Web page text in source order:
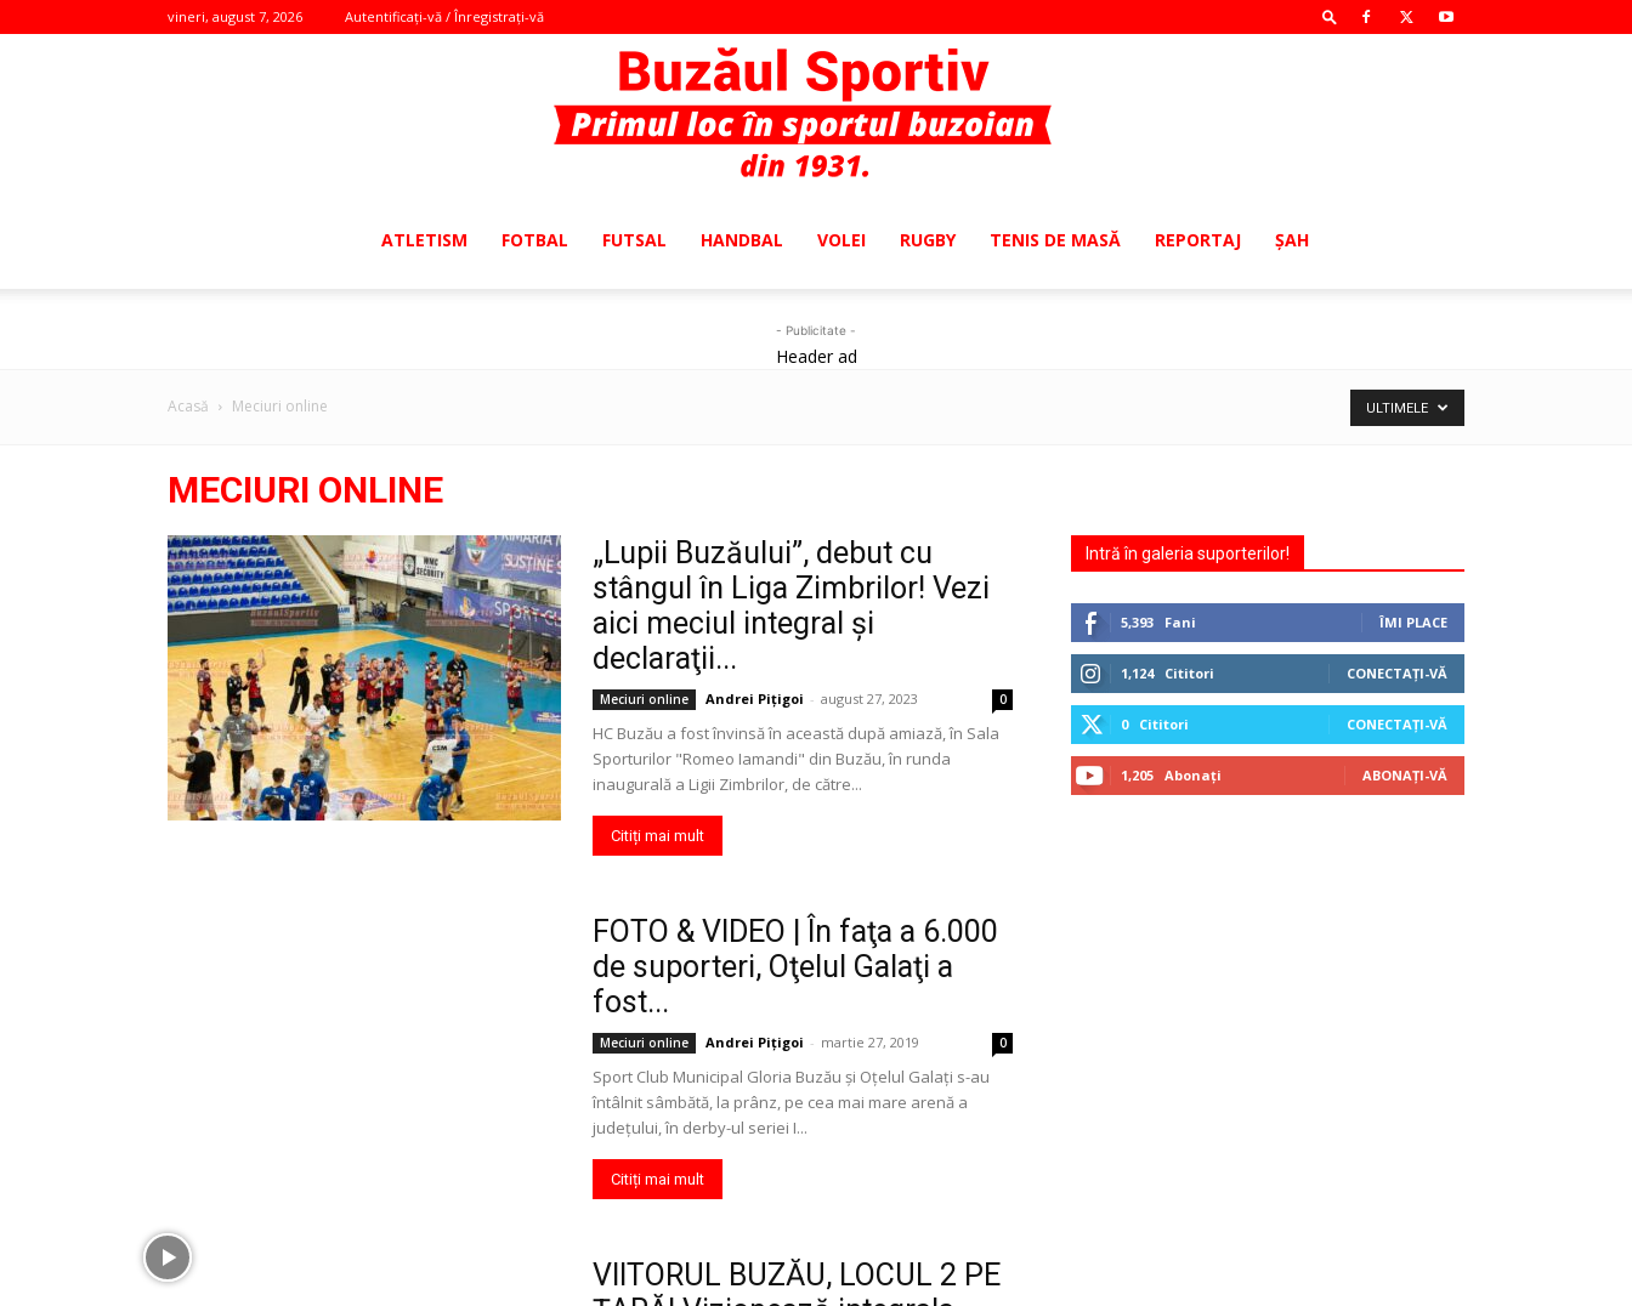
vineri, august 7, 2026 Autentificați-vă / Înregistrați-vă
ATLETISM FOTBAL FUTSAL HANDBAL VOLEI RUGBY TENIS DE MASĂ REPORTAJ ŞAH
- Publicitate -
Header ad
Acasă Meciuri online ULTIMELE
MECIURI ONLINE
„Lupii Buzăului”, debut cu
stângul în Liga Zimbrilor! Vezi
aici meciul integral şi
declaraţii...
Meciuri online Andrei Pițigoi - august 27, 2023 0
HC Buzău a fost învinsă în această după amiază, în Sala
Sporturilor "Romeo Iamandi" din Buzău, în runda
inaugurală a Ligii Zimbrilor, de către...
Citiți mai mult
FOTO & VIDEO | În faţa a 6.000
de suporteri, Oţelul Galaţi a
fost...
Meciuri online Andrei Pițigoi - martie 27, 2019 0
Sport Club Municipal Gloria Buzău şi Oţelul Galaţi s-au
întâlnit sâmbătă, la prânz, pe cea mai mare arenă a
judeţului, în derby-ul seriei I...
Citiți mai mult
VIITORUL BUZĂU, LOCUL 2 PE
Intră în galeria suporterilor!
5,393 Fani ÎMI PLACE
1,124 Cititori CONECTAȚI-VĂ
0 Cititori CONECTAȚI-VĂ
1,205 Abonați ABONAȚI-VĂ